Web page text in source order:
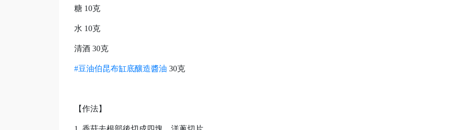
糖 10克
水 10克
清酒 30克
#豆油伯昆布缸底釀造醬油 30克
【作法】